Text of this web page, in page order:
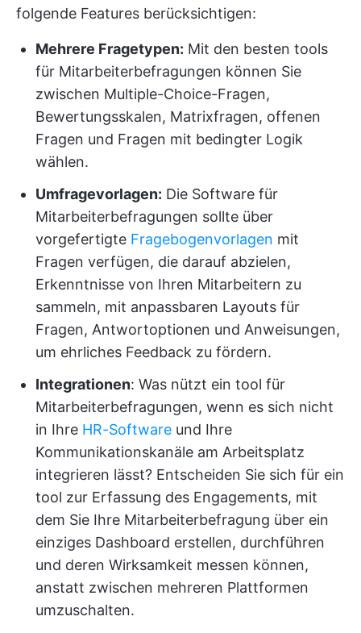
folgende Features berücksichtigen:
Mehrere Fragetypen: Mit den besten tools
für Mitarbeiterbefragungen können Sie
zwischen Multiple-Choice-Fragen,
Bewertungsskalen, Matrixfragen, offenen
Fragen und Fragen mit bedingter Logik
wählen.
Umfragevorlagen: Die Software für
Mitarbeiterbefragungen sollte über
vorgefertigte Fragebogenvorlagen mit
Fragen verfügen, die darauf abzielen,
Erkenntnisse von Ihren Mitarbeitern zu
sammeln, mit anpassbaren Layouts für
Fragen, Antwortoptionen und Anweisungen,
um ehrliches Feedback zu fördern.
Integrationen: Was nützt ein tool für
Mitarbeiterbefragungen, wenn es sich nicht
in Ihre HR-Software und Ihre
Kommunikationskanäle am Arbeitsplatz
integrieren lässt? Entscheiden Sie sich für ein
tool zur Erfassung des Engagements, mit
dem Sie Ihre Mitarbeiterbefragung über ein
einziges Dashboard erstellen, durchführen
und deren Wirksamkeit messen können,
anstatt zwischen mehreren Plattformen
umzuschalten.